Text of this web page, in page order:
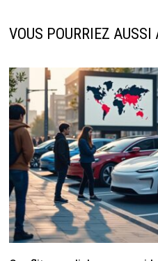
VOUS POURRIEZ AUSSI